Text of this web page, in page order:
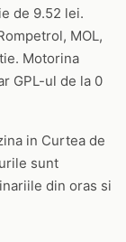
de 9.52 lei.
MOL,
Motorina
GPL-ul de la 0
in Curtea de
sunt
din oras si